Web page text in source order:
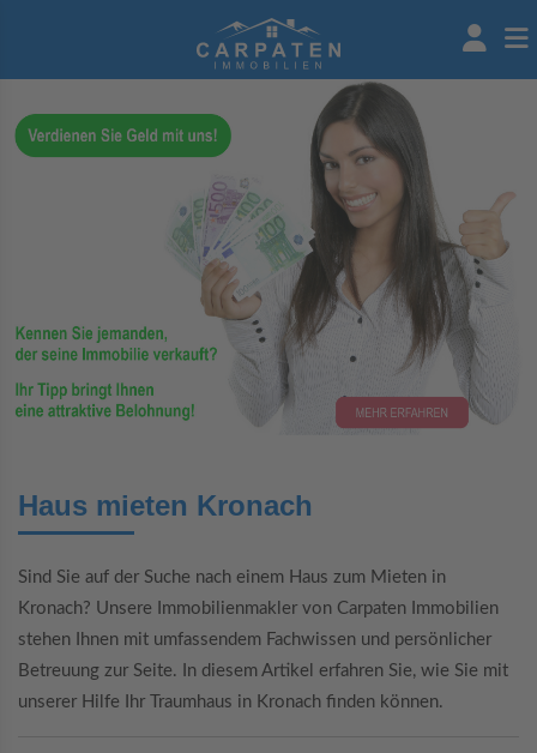
Haus mieten Kronach
Sind Sie auf der Suche nach einem Haus zum Mieten in
Kronach? Unsere Immobilienmakler von Carpaten Immobilien
stehen Ihnen mit umfassendem Fachwissen und persönlicher
Betreuung zur Seite. In diesem Artikel erfahren Sie, wie Sie mit
unserer Hilfe Ihr Traumhaus in Kronach finden können.